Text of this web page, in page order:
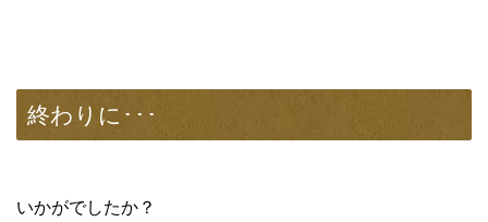
終わりに･･･
いかがでしたか？